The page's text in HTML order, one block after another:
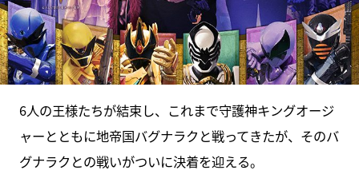
6人の王様たちが結束し、これまで守護神キングオージ
ャーとともに地帝国バグナラクと戦ってきたが、そのバ
グナラクとの戦いがついに決着を迎える。